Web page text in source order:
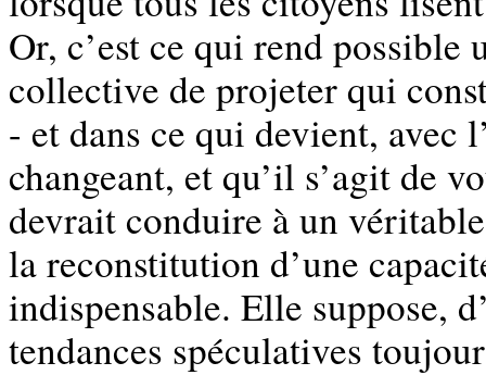
Or, c’est ce qui rend
collective de projeter qui
- et dans ce qui devient,
changeant, et qu’il s’agit de
devrait conduire à un
la reconstitution d’une
indispensable. Elle suppose,
tendances spéculatives